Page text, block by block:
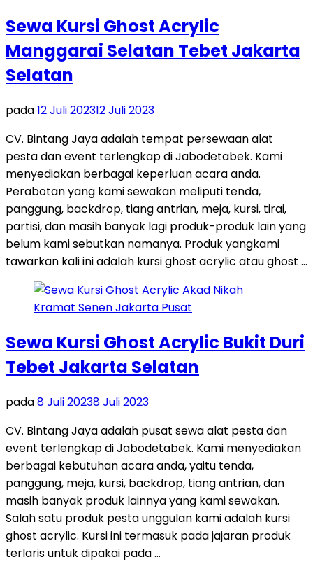
Sewa Kursi Ghost Acrylic
Manggarai Selatan Tebet Jakarta
Selatan
pada12 Juli 202312 Juli 2023
CV. Bintang Jaya adalah tempat persewaan alat
pesta dan event terlengkap di Jabodetabek. Kami
menyediakan berbagai keperluan acara anda.
Perabotan yang kami sewakan meliputi tenda,
panggung, backdrop, tiang antrian, meja, kursi, tirai,
partisi, dan masih banyak lagi produk-produk lain yang
belum kami sebutkan namanya. Produk yangkami
tawarkan kali ini adalah kursi ghost acrylic atau ghost …
Sewa Kursi Ghost Acrylic Bukit Duri
Tebet Jakarta Selatan
pada8 Juli 20238 Juli 2023
CV. Bintang Jaya adalah pusat sewa alat pesta dan
event terlengkap di Jabodetabek. Kami menyediakan
berbagai kebutuhan acara anda, yaitu tenda,
panggung, meja, kursi, backdrop, tiang antrian, dan
masih banyak produk lainnya yang kami sewakan.
Salah satu produk pesta unggulan kami adalah kursi
ghost acrylic. Kursi ini termasuk pada jajaran produk
terlaris untuk dipakai pada …